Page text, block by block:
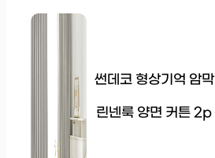
썬데코 형상기억 암막
린넨룩 양면 커튼 2p